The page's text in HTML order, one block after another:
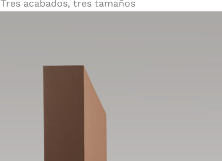
Tres acabados, tres tamaños